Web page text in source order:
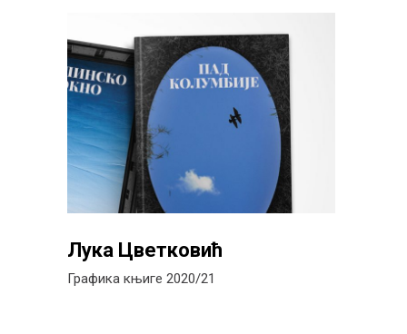
Лука Цветковић
Графика књиге 2020/21